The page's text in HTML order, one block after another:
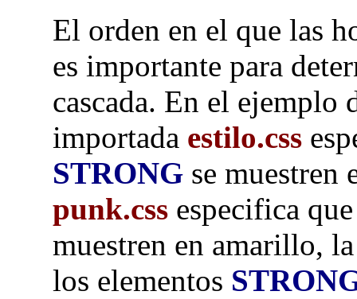
El orden en el que las
es importante para
cascada. En el ejemplo
importada estilo.css
STRONGse muestren
punk.cssespecifica
muestren en amarillo,
los elementos